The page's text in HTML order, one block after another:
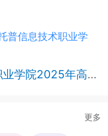
普信息技术职业学
等职业教育单独考试招生章程
更多